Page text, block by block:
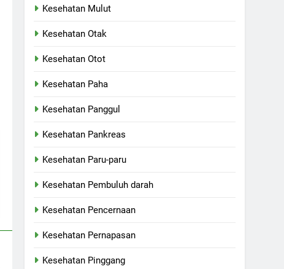
Kesehatan Mulut
Kesehatan Otak
Kesehatan Otot
Kesehatan Paha
Kesehatan Panggul
Kesehatan Pankreas
Kesehatan Paru-paru
Kesehatan Pembuluh darah
Kesehatan Pencernaan
Kesehatan Pernapasan
Kesehatan Pinggang